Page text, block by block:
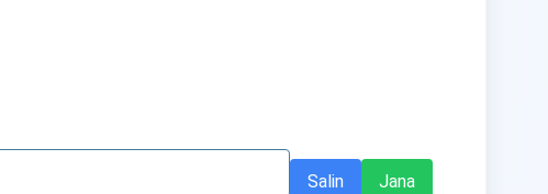
Salin Jana